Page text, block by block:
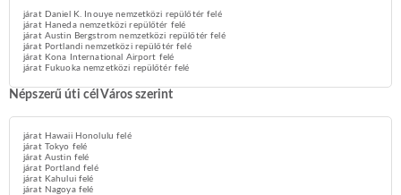
járat Daniel K. Inouye nemzetközi repülőtér felé
járat Haneda nemzetközi repülőtér felé
járat Austin Bergstrom nemzetközi repülőtér felé
járat Portlandi nemzetközi repülőtér felé
járat Kona International Airport felé
járat Fukuoka nemzetközi repülőtér felé
Népszerű úti cél Város szerint
járat Hawaii Honolulu felé
járat Tokyo felé
járat Austin felé
járat Portland felé
járat Kahului felé
járat Nagoya felé